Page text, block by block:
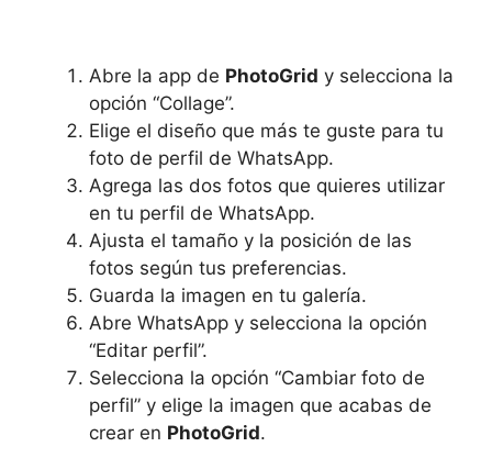
Abre la app de PhotoGrid y selecciona la
opción “Collage”.
Elige el diseño que más te guste para tu
foto de perfil de WhatsApp.
Agrega las dos fotos que quieres utilizar
en tu perfil de WhatsApp.
Ajusta el tamaño y la posición de las
fotos según tus preferencias.
Guarda la imagen en tu galería.
Abre WhatsApp y selecciona la opción
“Editar perfil”.
Selecciona la opción “Cambiar foto de
perfil” y elige la imagen que acabas de
crear en PhotoGrid.